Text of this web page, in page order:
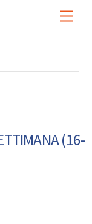
(16-